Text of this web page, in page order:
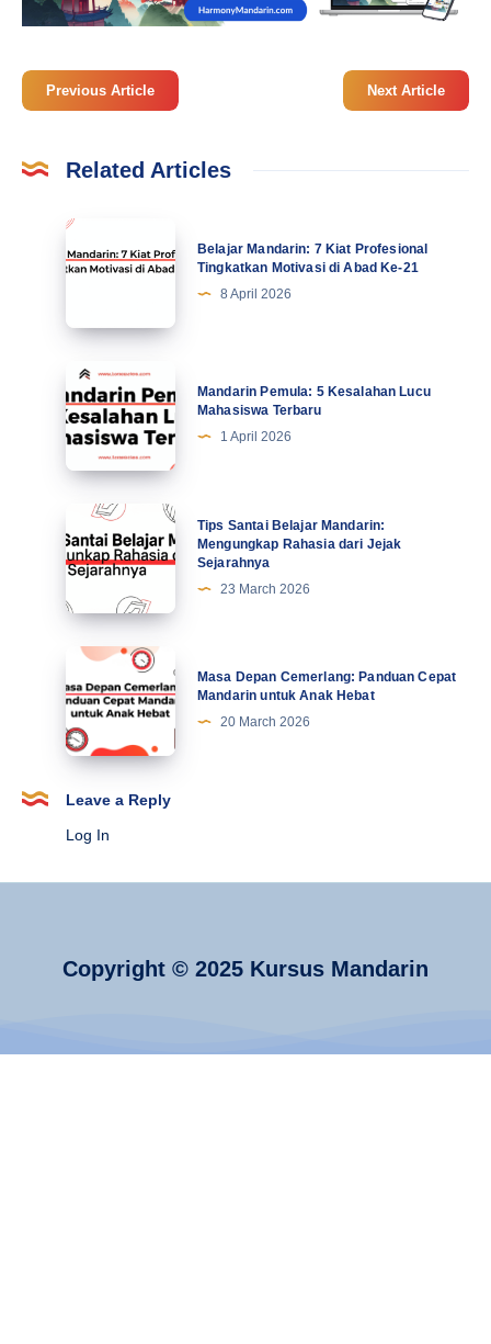
Previous Article Next Article
Related Articles
Belajar
Mandarin:
Profesional
Tingkatkan
Motivasi
di
Abad
Ke-
Belajar Mandarin: 7 Kiat Profesional
Tingkatkan Motivasi di Abad Ke-21
8 April 2026
Mandarin
Pemula:
5
Kesalahan
Lucu
Mahasiswa
Terbaru
Mandarin Pemula: 5 Kesalahan Lucu
Mahasiswa Terbaru
1 April 2026
Tips
Santai
Belajar
Mandarin:
Mengungkap
Rahasia
dari
Jejak
Sejarahnya
Tips Santai Belajar Mandarin:
Mengungkap Rahasia dari Jejak
Sejarahnya
23 March 2026
Masa
Depan
Cemerlang:
Panduan
Cepat
Mandarin
Hebat
Masa Depan Cemerlang: Panduan Cepat
Mandarin untuk Anak Hebat
20 March 2026
Leave a Reply
Log In
Copyright © 2025 Kursus Mandarin